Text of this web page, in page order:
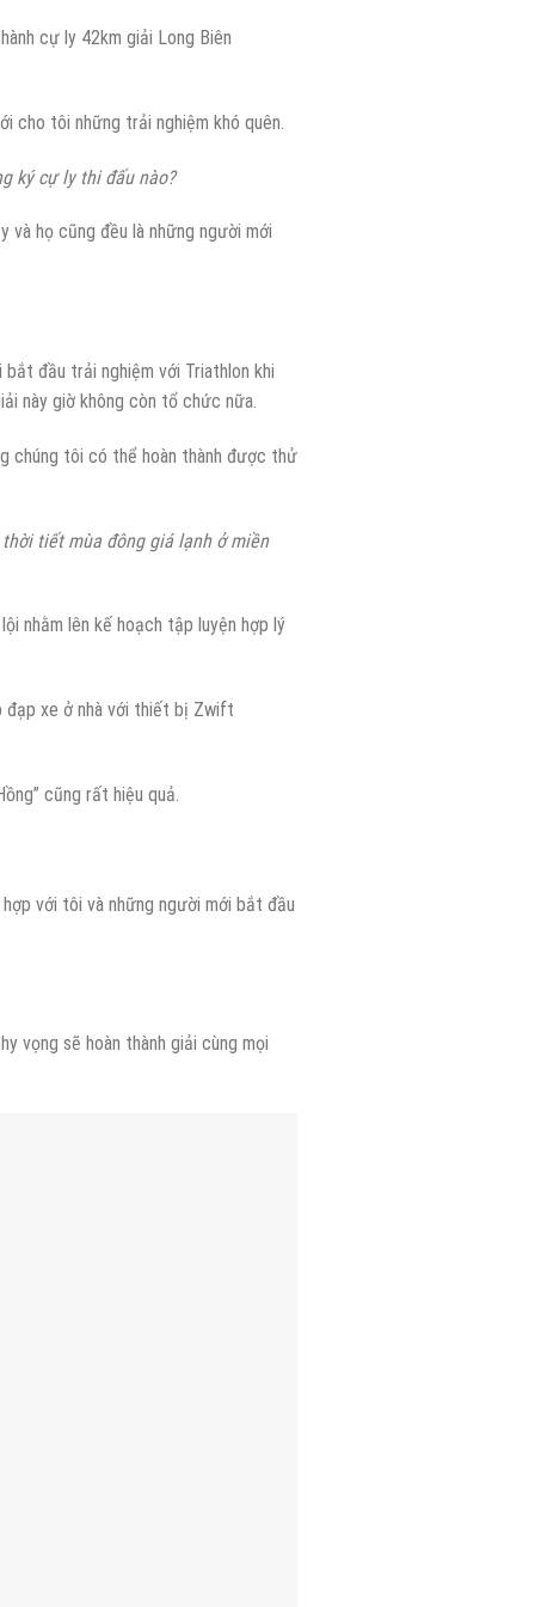
cự ly 42km giải Long Biên
cho tôi những trải nghiệm khó quên.
ký cự ly thi đấu nào?
và họ cũng đều là những người mới
đầu trải nghiệm với Triathlon khi
này giờ không còn tổ chức nữa.
chúng tôi có thể hoàn thành được thử
tiết mùa đông giá lạnh ở miền
nhằm lên kế hoạch tập luyện hợp lý
đạp xe ở nhà với thiết bị Zwift
cũng rất hiệu quả.
với tôi và những người mới bắt đầu
vọng sẽ hoàn thành giải cùng mọi